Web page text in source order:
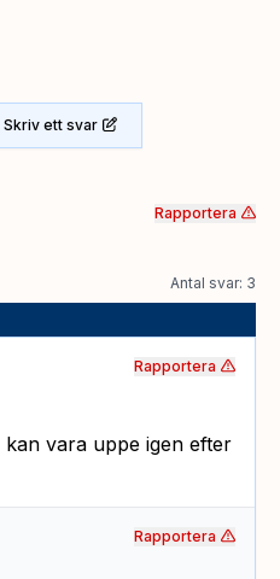
Skriv ett svar
Rapportera
Antal svar: 3
vara uppe igen efter
Rapportera
Rapportera